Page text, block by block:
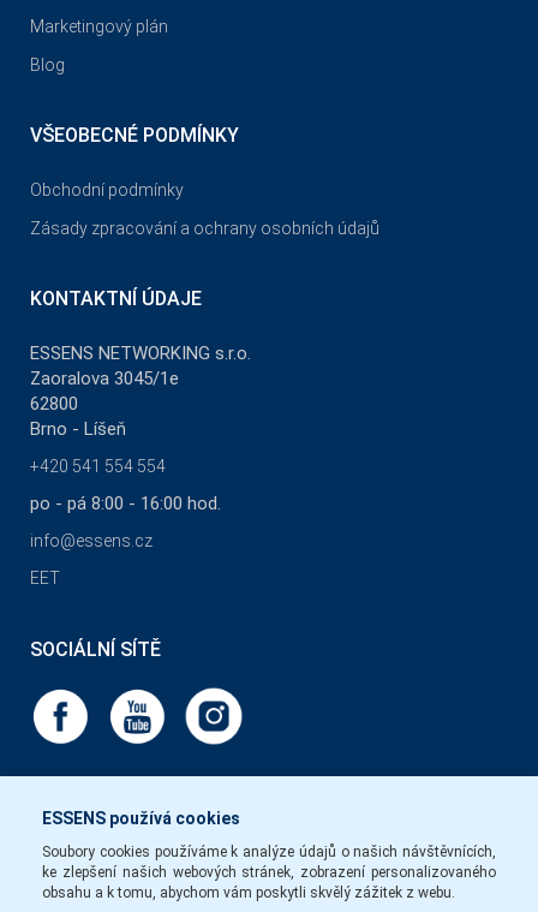
ESSENS používá cookies
Soubory cookies používáme k analýze údajů o našich návštěvnících,
ke zlepšení našich webových stránek, zobrazení personalizovaného
obsahu a k tomu, abychom vám poskytli skvělý zážitek z webu.
Marketingový plán
Blog
VŠEOBECNÉ PODMÍNKY
Obchodní podmínky
Zásady zpracování a ochrany osobních údajů
KONTAKTNÍ ÚDAJE
ESSENS NETWORKING s.r.o.
Zaoralova 3045/1e
62800
Brno - Líšeň
+420 541 554 554
po - pá 8:00 - 16:00 hod.
info@essens.cz
EET
SOCIÁLNÍ SÍTĚ